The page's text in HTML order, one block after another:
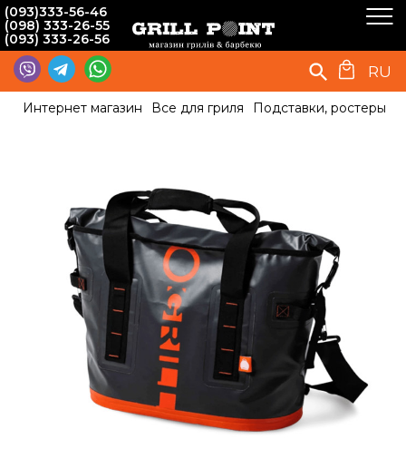
(093)333-56-46
(098) 333-26-55
(093) 333-26-56
RU
Интернет магазин Все для гриля Подставки, ростеры